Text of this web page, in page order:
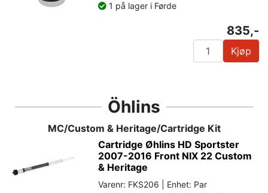
1 på lager i Førde
835,-
Kjøp
Öhlins
MC/Custom & Heritage/Cartridge Kit
Cartridge Øhlins HD Sportster
2007-2016 Front NIX 22 Custom
& Heritage
Varenr: FKS206 | Enhet: Par